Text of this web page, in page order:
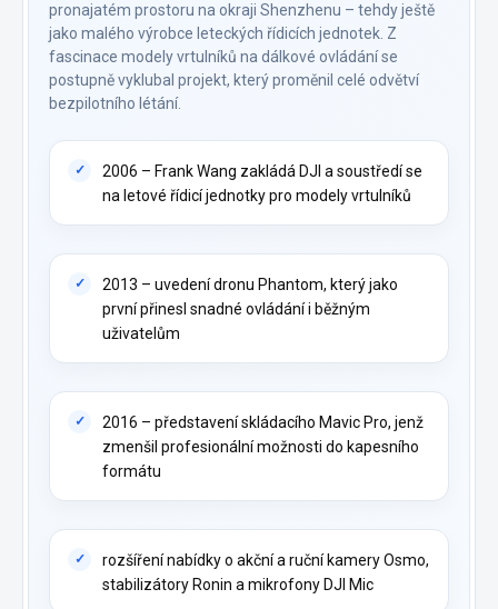
pronajatém prostoru na okraji Shenzhenu – tehdy ještě
jako malého výrobce leteckých řídicích jednotek. Z
fascinace modely vrtulníků na dálkové ovládání se
postupně vyklubal projekt, který proměnil celé odvětví
bezpilotního létání.
2006 – Frank Wang zakládá DJI a soustředí se
na letové řídicí jednotky pro modely vrtulníků
2013 – uvedení dronu Phantom, který jako
první přinesl snadné ovládání i běžným
uživatelům
2016 – představení skládacího Mavic Pro, jenž
zmenšil profesionální možnosti do kapesního
formátu
rozšíření nabídky o akční a ruční kamery Osmo,
stabilizátory Ronin a mikrofony DJI Mic